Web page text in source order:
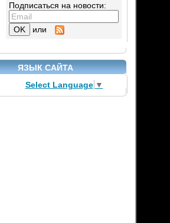
Подписаться на новости:
или
ЯЗЫК САЙТА
Select Language ▼